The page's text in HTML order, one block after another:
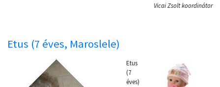
Vicai Zsolt koordinátor
Etus (7 éves, Maroslele)
Etus
(7
éves)